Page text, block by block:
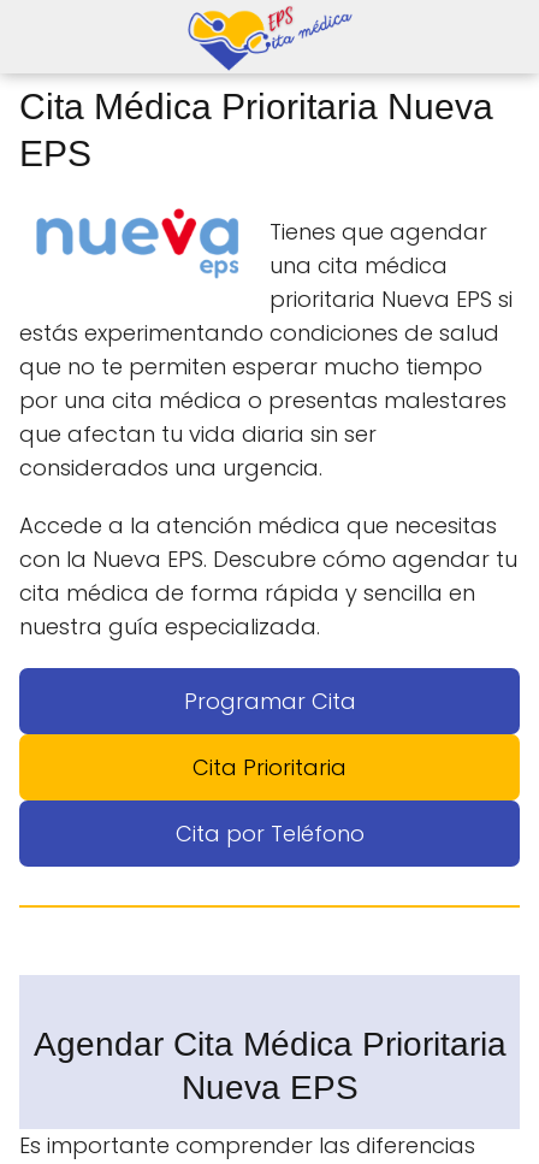
Cita Médica Prioritaria Nueva
EPS
Tienes que agendar
una cita médica
prioritaria Nueva EPS si
estás experimentando condiciones de salud
que no te permiten esperar mucho tiempo
por una cita médica o presentas malestares
que afectan tu vida diaria sin ser
considerados una urgencia.
Accede a la atención médica que necesitas
con la Nueva EPS. Descubre cómo agendar tu
cita médica de forma rápida y sencilla en
nuestra guía especializada.
Programar Cita
Cita Prioritaria
Cita por Teléfono
Agendar Cita Médica Prioritaria
Nueva EPS
Es importante comprender las diferencias